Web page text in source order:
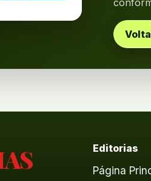
Editorias
Página